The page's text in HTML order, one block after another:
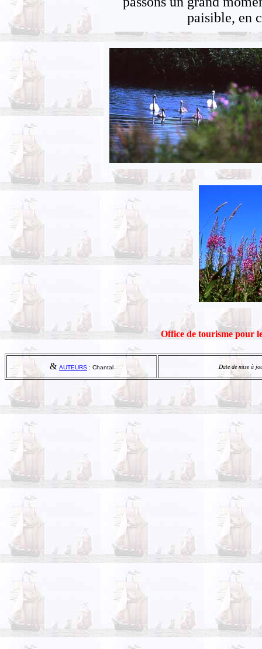
paisible, en
Office de tourisme pour
& AUTEURS : Chantal Date de mise à